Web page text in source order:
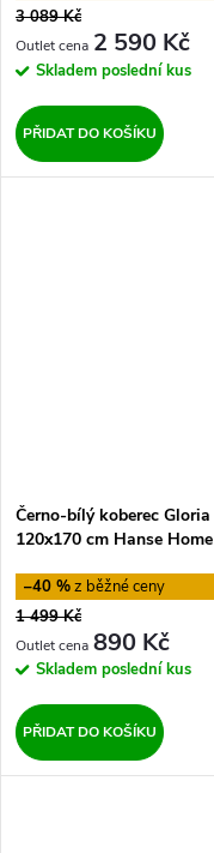
3 089 Kč
2 590 Kč
Skladem poslední kus
PŘIDAT DO KOŠÍKU
Černo-bílý koberec Gloria
120x170 cm Hanse Home
–40 %
1 499 Kč
890 Kč
Skladem poslední kus
PŘIDAT DO KOŠÍKU